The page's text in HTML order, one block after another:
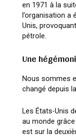
en 1971 à la
l’organisation
Unis,
pétrole.
Une
Nous sommes
changé depuis
Les États-Unis
au monde
est sur la